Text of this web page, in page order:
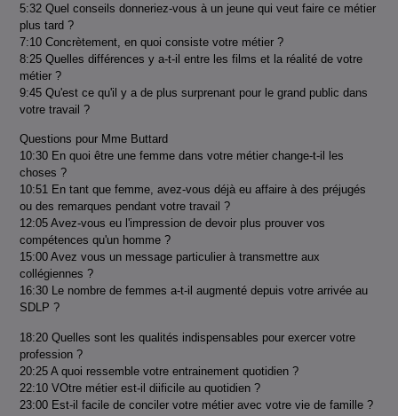
5:32 Quel conseils donneriez-vous à un jeune qui veut faire ce métier
plus tard ?
7:10 Concrètement, en quoi consiste votre métier ?
8:25 Quelles différences y a-t-il entre les films et la réalité de votre
métier ?
9:45 Qu'est ce qu'il y a de plus surprenant pour le grand public dans
votre travail ?
Questions pour Mme Buttard
10:30 En quoi être une femme dans votre métier change-t-il les
choses ?
10:51 En tant que femme, avez-vous déjà eu affaire à des préjugés
ou des remarques pendant votre travail ?
12:05 Avez-vous eu l'impression de devoir plus prouver vos
compétences qu'un homme ?
15:00 Avez vous un message particulier à transmettre aux
collégiennes ?
16:30 Le nombre de femmes a-t-il augmenté depuis votre arrivée au
SDLP ?
18:20 Quelles sont les qualités indispensables pour exercer votre
profession ?
20:25 A quoi ressemble votre entrainement quotidien ?
22:10 VOtre métier est-il diificile au quotidien ?
23:00 Est-il facile de conciler votre métier avec votre vie de famille ?